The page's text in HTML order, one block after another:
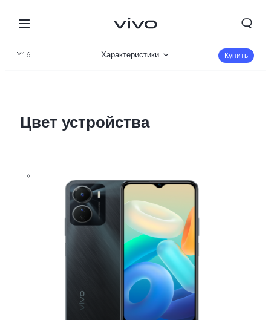
Uzbekistan | Выберите страну/регион
Y16 Характеристики Купить
Цвет устройства